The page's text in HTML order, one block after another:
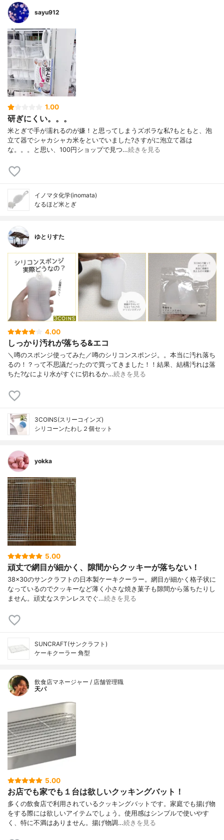
sayu912
1.00
研ぎにくい。。。
米とぎで手が濡れるのが嫌！と思ってしまうズボラな私?もともと、泡
立て器でシャカシャカ米をといでいました?さすがに泡立て器は
な。。。と思い、100円ショップで見つ…続きを見る
イノマタ化学(inomata)
なるほど米とぎ
ゆとりすた
4.00
しっかり汚れが落ちる&エコ
＼噂のスポンジ使ってみた／噂のシリコンスポンジ。。本当に汚れ落ち
るの！？って不思議だったので買ってきました！！結果、結構汚れは落
ちた?なにより水がすぐに切れるか…続きを見る
3COINS(スリーコインズ)
シリコーンたわし２個セット
yokka
5.00
頑丈で網目が細かく、隙間からクッキーが落ちない！
38×30のサンクラフトの日本製ケーキクーラー。網目が細かく格子状に
なっているのでクッキーなど薄く小さな焼き菓子も隙間から落ちたりし
ません。頑丈なステンレスでぐ…続きを見る
SUNCRAFT(サンクラフト)
ケーキクーラー 角型
飲食店マネージャー / 店舗管理職
天パ
5.00
お店でも家でも１台は欲しいクッキングバット！
多くの飲食店で利用されているクッキングバットです。家庭でも揚げ物
をする際には欲しいアイテムでしょう。使用感はシンプルで使いやす
く、特に不満はありません。揚げ物調…続きを見る